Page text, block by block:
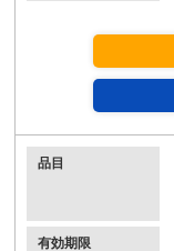
品目
有効期限